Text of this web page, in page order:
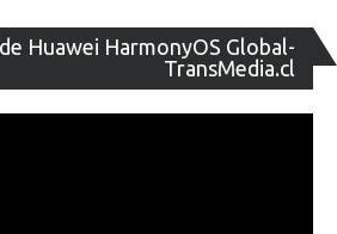
Huawei HarmonyOS Global-
TransMedia.cl
de